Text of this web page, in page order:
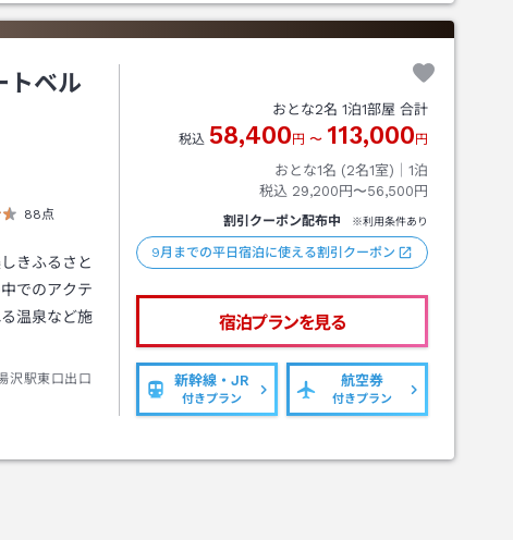
トベル
88点
きふるさと
でのアクテ
温泉など施
沢駅東口出口
おとな2名 1泊1部屋 合計
税込 58,400 円 〜 113,000 円
おとな1名 (2名1室)｜ 1泊
税込 29,200円〜56,500円
割引クーポン配布中 ※利用条件あり
9月までの平日宿泊に使える割引クーポン
宿泊プランを見る
新幹線・JR
付きプラン
航空券
付きプラン